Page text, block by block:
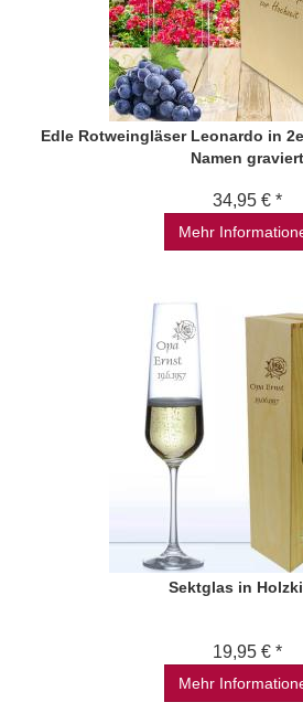
Edle Rotweingläser Leonardo in
Namen graviert
34,95 € *
Mehr
Sektglas in
19,95 € *
Mehr